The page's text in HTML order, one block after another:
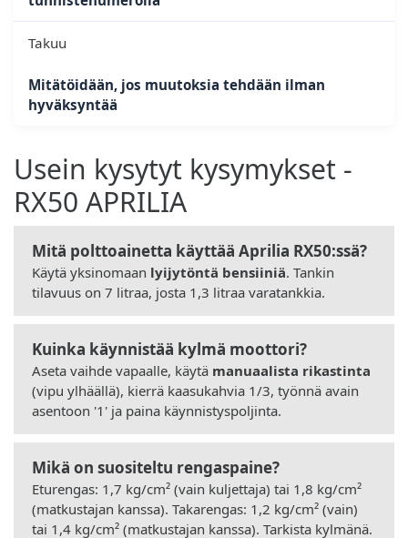
Takuu
Mitätöidään, jos muutoksia tehdään ilman
hyväksyntää
Usein kysytyt kysymykset -
RX50 APRILIA
Mitä polttoainetta käyttää Aprilia RX50:ssä?
Käytä yksinomaan lyijytöntä bensiiniä. Tankin
tilavuus on 7 litraa, josta 1,3 litraa varatankkia.
Kuinka käynnistää kylmä moottori?
Aseta vaihde vapaalle, käytä manuaalista rikastinta
(vipu ylhäällä), kierrä kaasukahvia 1/3, työnnä avain
asentoon '1' ja paina käynnistyspoljinta.
Mikä on suositeltu rengaspaine?
Eturengas: 1,7 kg/cm² (vain kuljettaja) tai 1,8 kg/cm²
(matkustajan kanssa). Takarengas: 1,2 kg/cm² (vain)
tai 1,4 kg/cm² (matkustajan kanssa). Tarkista kylmänä.